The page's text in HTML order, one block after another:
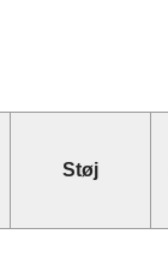
Støj